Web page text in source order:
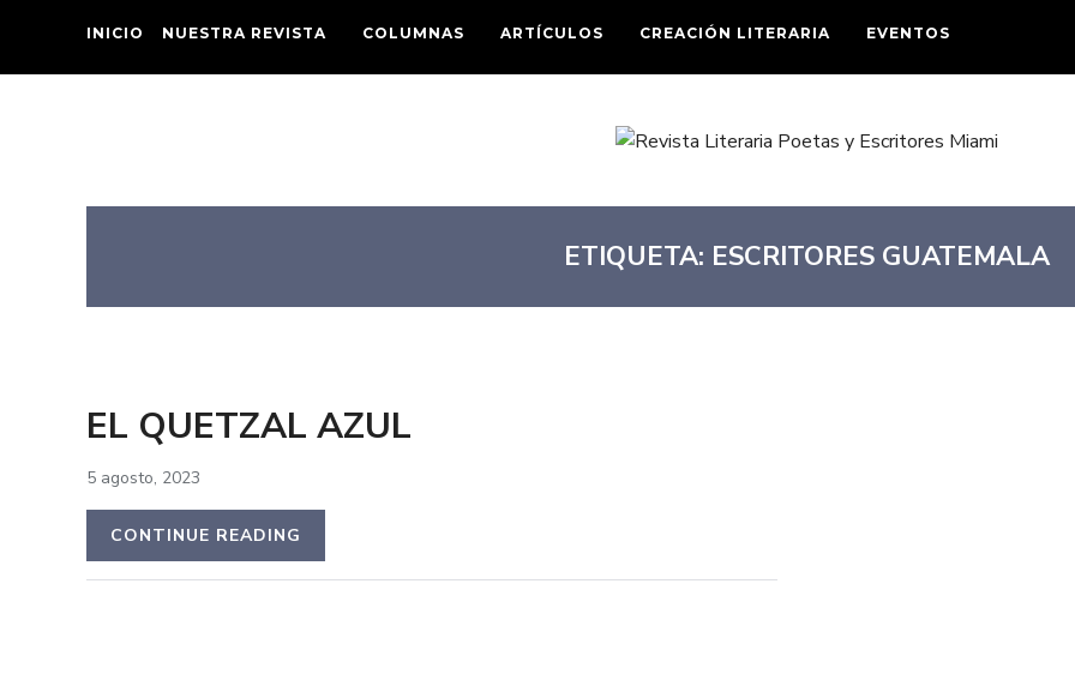
INICIO NUESTRA REVISTA COLUMNAS ARTÍCULOS CREACIÓN LITERARIA EVENTOS
ETIQUETA: ESCRITORES GUATEMALA
EL QUETZAL AZUL
5 agosto, 2023
CONTINUE READING